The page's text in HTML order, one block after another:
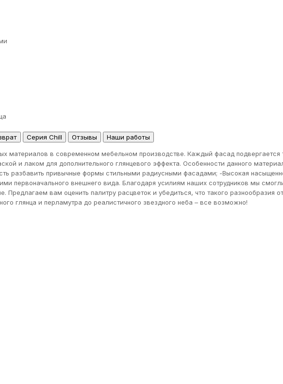
Серия Chill Отзывы Наши работы
в современном мебельном производстве. Каждый фасад подвергается
и лаком для дополнительного глянцевого эффекта. Особенности данного
разбавить привычные формы стильными радиусными фасадами; -Высокая
первоначального внешнего вида. Благодаря усилиям наших сотрудников мы
вам оценить палитру расцветок и убедиться, что такого разнообразия
глянца и перламутра до реалистичного звездного неба – все возможно!